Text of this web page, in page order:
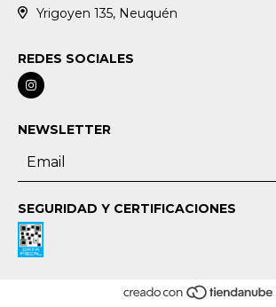
Yrigoyen 135, Neuquén
REDES SOCIALES
NEWSLETTER
SEGURIDAD Y CERTIFICACIONES